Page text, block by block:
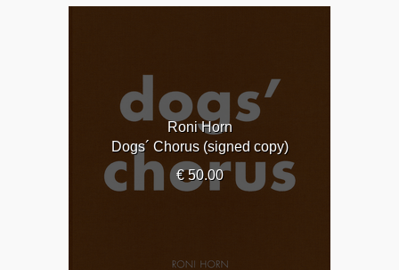
Roni Horn
Dogs´ Chorus (signed copy)
€ 50.00